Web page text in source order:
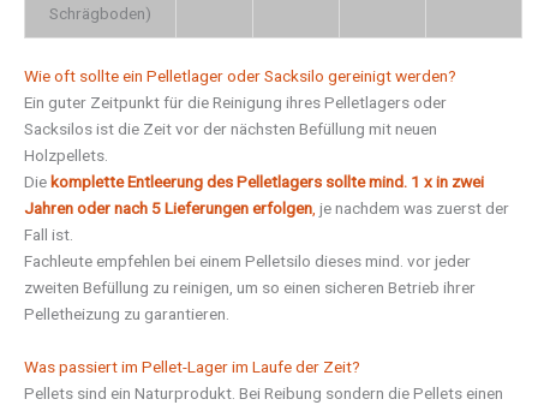
Schrägboden)
Wie oft sollte ein Pelletlager oder Sacksilo gereinigt werden?
Ein guter Zeitpunkt für die Reinigung ihres Pelletlagers oder
Sacksilos ist die Zeit vor der nächsten Befüllung mit neuen
Holzpellets.
Die komplette Entleerung des Pelletlagers sollte mind. 1 x in zwei
Jahren oder nach 5 Lieferungen erfolgen, je nachdem was zuerst der
Fall ist.
Fachleute empfehlen bei einem Pelletsilo dieses mind. vor jeder
zweiten Befüllung zu reinigen, um so einen sicheren Betrieb ihrer
Pelletheizung zu garantieren.
Was passiert im Pellet-Lager im Laufe der Zeit?
Pellets sind ein Naturprodukt. Bei Reibung sondern die Pellets einen